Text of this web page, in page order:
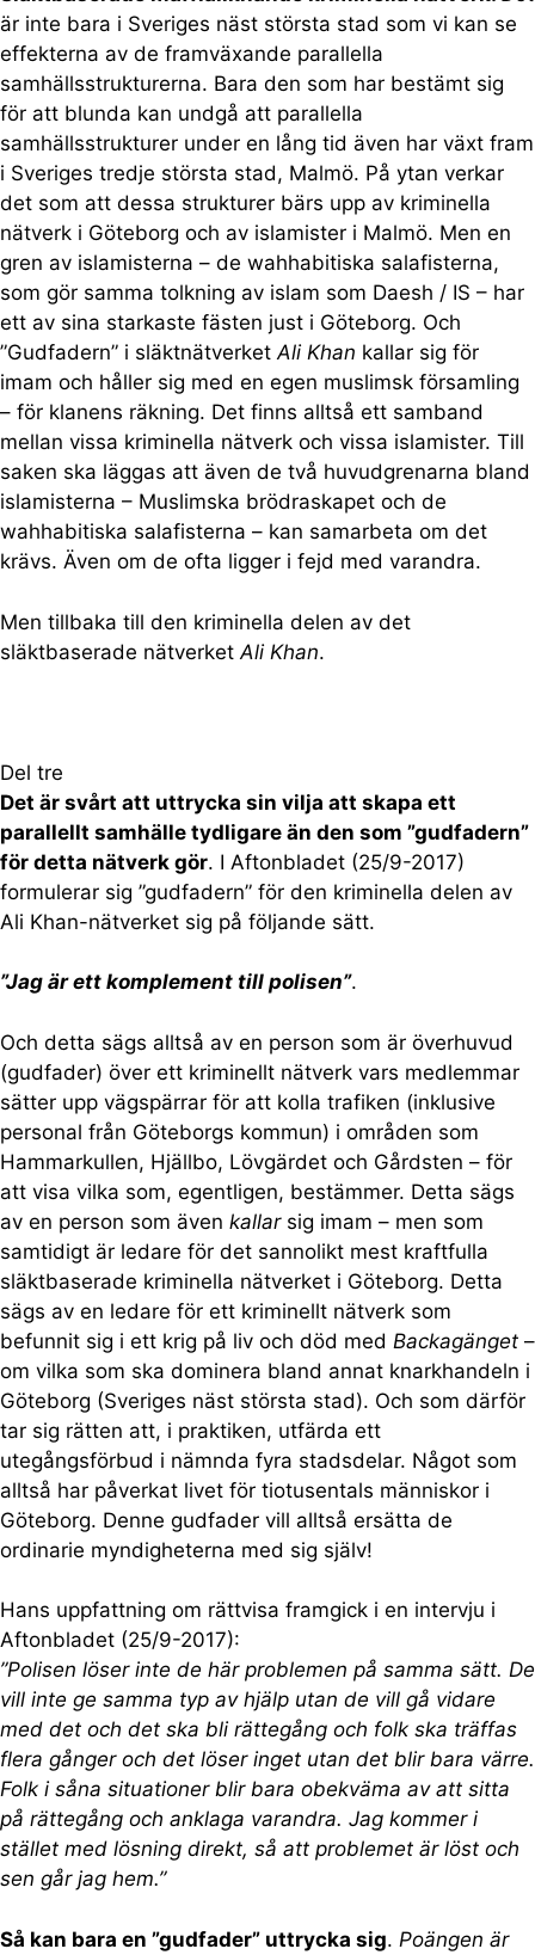
är inte bara i Sveriges näst största stad som vi kan se
effekterna av de framväxande parallella
samhällsstrukturerna. Bara den som har bestämt sig
för att blunda kan undgå att parallella
samhällsstrukturer under en lång tid även har växt fram
i Sveriges tredje största stad, Malmö. På ytan verkar
det som att dessa strukturer bärs upp av kriminella
nätverk i Göteborg och av islamister i Malmö. Men en
gren av islamisterna – de wahhabitiska salafisterna,
som gör samma tolkning av islam som Daesh / IS – har
ett av sina starkaste fästen just i Göteborg. Och
”Gudfadern” i släktnätverketAli Khan kallar sig för
imam och håller sig med en egen muslimsk församling
– för klanens räkning. Det finns alltså ett samband
mellan vissa kriminella nätverk och vissa islamister. Till
saken ska läggas att även de två huvudgrenarna bland
islamisterna – Muslimska brödraskapet och de
wahhabitiska salafisterna – kan samarbeta om det
krävs. Även om de ofta ligger i fejd med varandra.
Men tillbaka till den kriminella delen av det
släktbaserade nätverket Ali Khan.
Del tre
Det är svårt att uttrycka sin vilja att skapa ett
parallellt samhälle tydligare än den som ”gudfadern”
för detta nätverk gör. I Aftonbladet (25/9-2017)
formulerar sig ”gudfadern” för den kriminella delen av
Ali Khan-nätverket sig på följande sätt.
”Jag är ett komplement till polisen”.
Och detta sägs alltså av en person som är överhuvud
(gudfader) över ett kriminellt nätverk vars medlemmar
sätter upp vägspärrar för att kolla trafiken (inklusive
personal från Göteborgs kommun) i områden som
Hammarkullen, Hjällbo, Lövgärdet och Gårdsten – för
att visa vilka som, egentligen, bestämmer. Detta sägs
av en person som även kallarsig imam – men som
samtidigt är ledare för det sannolikt mest kraftfulla
släktbaserade kriminella nätverket i Göteborg. Detta
sägs av en ledare för ett kriminellt nätverk som
befunnit sig i ett krig på liv och död med Backagänget –
om vilka som ska dominera bland annat knarkhandeln i
Göteborg (Sveriges näst största stad). Och som därför
tar sig rätten att, i praktiken, utfärda ett
utegångsförbud i nämnda fyra stadsdelar. Något som
alltså har påverkat livet för tiotusentals människor i
Göteborg. Denne gudfader vill alltså ersätta de
ordinarie myndigheterna med sig själv!
Hans uppfattning om rättvisa framgick i en intervju i
Aftonbladet (25/9-2017):
”Polisen löser inte de här problemen på samma sätt. De
vill inte ge samma typ av hjälp utan de vill gå vidare
med det och det ska bli rättegång och folk ska träffas
flera gånger och det löser inget utan det blir bara värre.
Folk i såna situationer blir bara obekväma av att sitta
på rättegång och anklaga varandra. Jag kommer i
stället med lösning direkt, så att problemet är löst och
sen går jag hem.”
Så kan bara en ”gudfader” uttrycka sig. Poängen är